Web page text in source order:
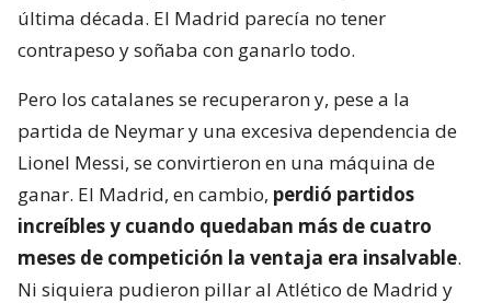
última década. El Madrid parecía no tener
contrapeso y soñaba con ganarlo todo.
Pero los catalanes se recuperaron y, pese a la
partida de Neymar y una excesiva dependencia de
Lionel Messi, se convirtieron en una máquina de
ganar. El Madrid, en cambio, perdió partidos
increíbles y cuando quedaban más de cuatro
meses de competición la ventaja era insalvable.
Ni siquiera pudieron pillar al Atlético de Madrid y